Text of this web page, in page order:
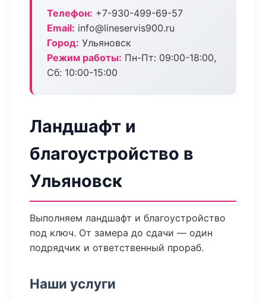
Телефон: +7-930-499-69-57
Email: info@lineservis900.ru
Город: Ульяновск
Режим работы: Пн-Пт: 09:00-18:00,
Сб: 10:00-15:00
Ландшафт и
благоустройство в
Ульяновск
Выполняем ландшафт и благоустройство
под ключ. От замера до сдачи — один
подрядчик и ответственный прораб.
Наши услуги